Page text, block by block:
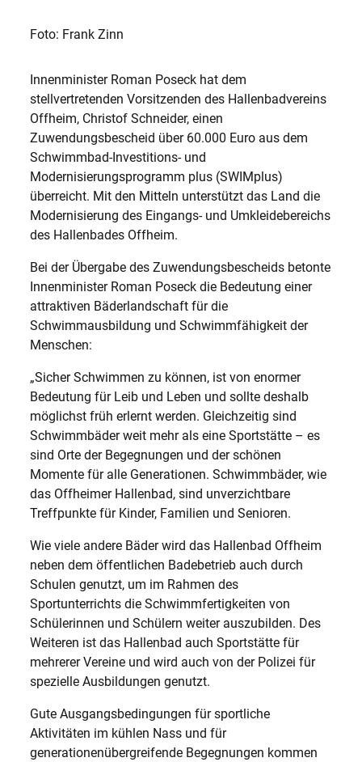
Foto: Frank Zinn
Innenminister Roman Poseck hat dem
stellvertretenden Vorsitzenden des Hallenbadvereins
Offheim, Christof Schneider, einen
Zuwendungsbescheid über 60.000 Euro aus dem
Schwimmbad-Investitions- und
Modernisierungsprogramm plus (SWIMplus)
überreicht. Mit den Mitteln unterstützt das Land die
Modernisierung des Eingangs- und Umkleidebereichs
des Hallenbades Offheim.
Bei der Übergabe des Zuwendungsbescheids betonte
Innenminister Roman Poseck die Bedeutung einer
attraktiven Bäderlandschaft für die
Schwimmausbildung und Schwimmfähigkeit der
Menschen:
„Sicher Schwimmen zu können, ist von enormer
Bedeutung für Leib und Leben und sollte deshalb
möglichst früh erlernt werden. Gleichzeitig sind
Schwimmbäder weit mehr als eine Sportstätte – es
sind Orte der Begegnungen und der schönen
Momente für alle Generationen. Schwimmbäder, wie
das Offheimer Hallenbad, sind unverzichtbare
Treffpunkte für Kinder, Familien und Senioren.
Wie viele andere Bäder wird das Hallenbad Offheim
neben dem öffentlichen Badebetrieb auch durch
Schulen genutzt, um im Rahmen des
Sportunterrichts die Schwimmfertigkeiten von
Schülerinnen und Schülern weiter auszubilden. Des
Weiteren ist das Hallenbad auch Sportstätte für
mehrerer Vereine und wird auch von der Polizei für
spezielle Ausbildungen genutzt.
Gute Ausgangsbedingungen für sportliche
Aktivitäten im kühlen Nass und für
generationenübergreifende Begegnungen kommen